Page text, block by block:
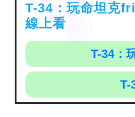
T-34：玩命坦克
線上看
T-34：
T-